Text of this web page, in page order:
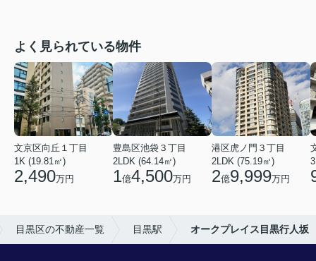
よく見られている物件
文京区向丘１丁目
1K (19.81㎡)
2,490万円
豊島区池袋３丁目
2LDK (64.14㎡)
1億4,500万円
港区虎ノ門３丁目
2LDK (75.19㎡)
2億9,999万円
目黒区の不動産一覧 目黒駅 オークプレイス目黒行人坂